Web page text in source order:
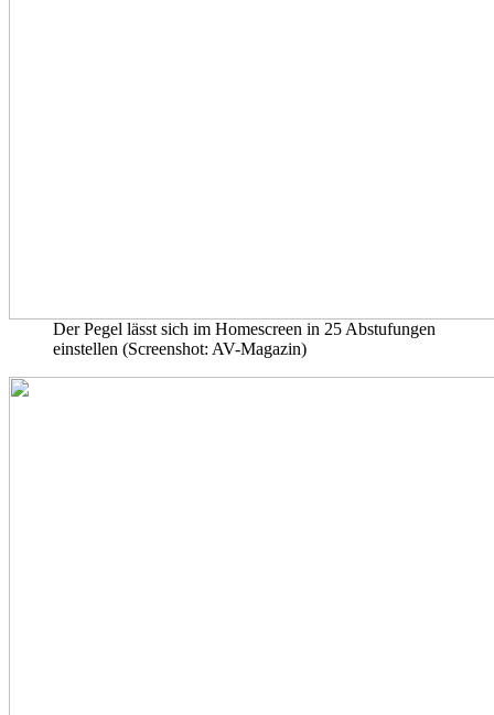
Der Pegel lässt sich im Homescreen in 25 Abstufungen
einstellen (Screenshot: AV-Magazin)